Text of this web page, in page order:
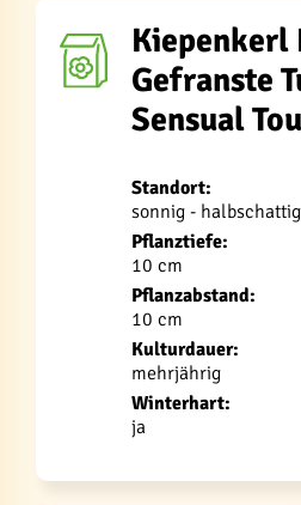
Kiepenkerl
Gefranste
Sensual
Standort:
sonnig - halbschattig
Pflanztiefe:
10 cm
Pflanzabstand:
10 cm
Kulturdauer:
mehrjährig
Winterhart:
ja